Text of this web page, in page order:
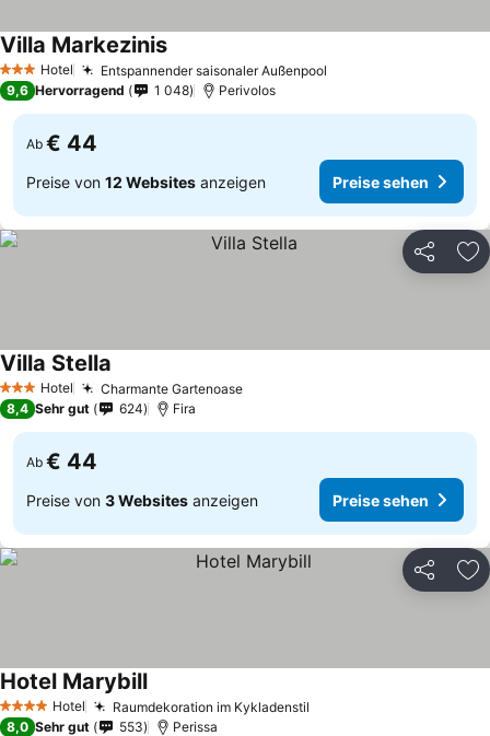
3 SterneHotel Entspannender saisonaler Außenpool
Villa Markezinis
9,6 Hervorragend 1 048 Perivolos
Ab € 44
Preise von 12 Websites anzeigen Preise sehen
Teilen
3 SterneHotel Charmante Gartenoase
Villa Stella
8,4 Sehr gut 624 Fira
Ab € 44
Preise von 3 Websites anzeigen Preise sehen
Teilen
4 Sterne Hotel Raumdekoration im Kykladenstil
Hotel Marybill
8,0 Sehr gut 553 Perissa